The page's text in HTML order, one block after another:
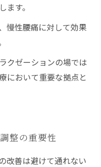
す。
慢性腰痛に対して効果
クゼーションの場では
において重要な拠点と
整の重要性
改善は避けて通れない